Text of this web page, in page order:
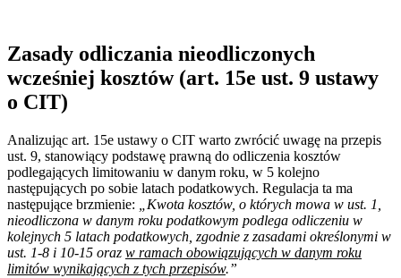
Zasady odliczania nieodliczonych
wcześniej kosztów (art. 15e ust. 9 ustawy
o CIT)
Analizując art. 15e ustawy o CIT warto zwrócić uwagę na przepis
ust. 9, stanowiący podstawę prawną do odliczenia kosztów
podlegających limitowaniu w danym roku, w 5 kolejno
następujących po sobie latach podatkowych. Regulacja ta ma
następujące brzmienie:
„Kwota kosztów, o których mowa w ust. 1,
nieodliczona w danym roku podatkowym podlega odliczeniu w
kolejnych 5 latach podatkowych, zgodnie z zasadami określonymi w
ust. 1-8 i 10-15 oraz w ramach obowiązujących w danym roku
limitów wynikających z tych przepisów.”